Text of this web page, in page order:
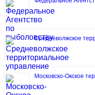
Средневолжское
Московско-Окское